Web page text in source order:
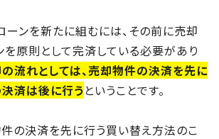
ンを新たに組むには、その前に売却
原則として完済している必要があり
流れとしては、売却物件の決済を先に
済は後に行う ということです。
の決済を先に行う買い替え方法のこ